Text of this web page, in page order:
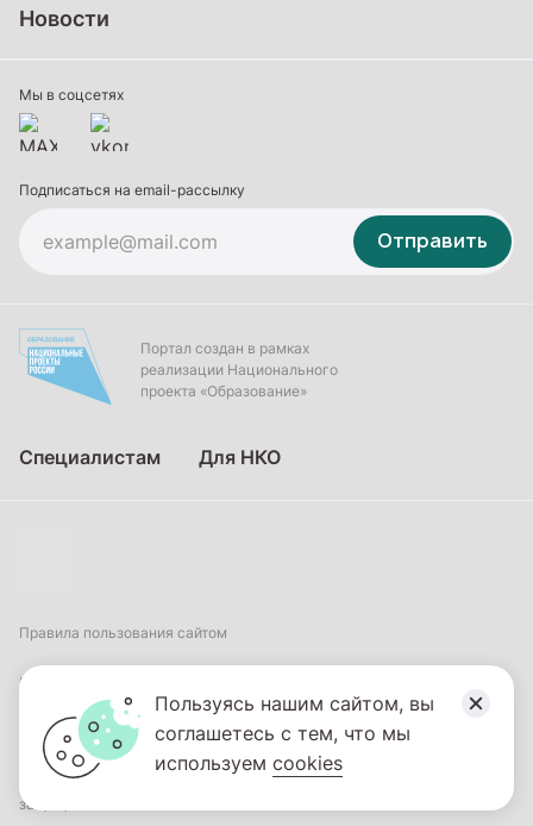
Дополнительное образование
Новости
Мы в соцсетях
Подписаться на email-рассылку
Отправить
Портал создан в рамках
реализации Национального
проекта «Образование»
Специалистам Для НКО
Правила пользования сайтом
Пользовательское соглашение
Политика обработки персональных данных
© ФГБНУ «Институт коррекционной педагогики». Все права
защищены.
Пользуясь нашим сайтом, вы
соглашетесь с тем, что мы
используем cookies